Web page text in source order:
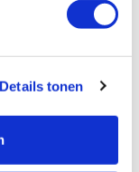
Details tonen